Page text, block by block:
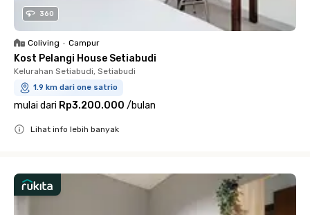
360
Coliving • Campur
Kost Pelangi House Setiabudi
Kelurahan Setiabudi, Setiabudi
1.9 km dari one satrio
mulai dari Rp3.200.000 /bulan
Lihat info lebih banyak